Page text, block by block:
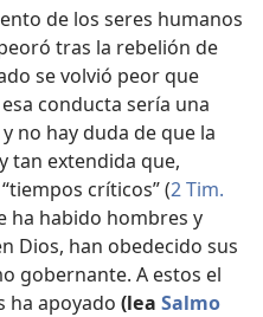
de los seres humanos
tras la rebelión de
se volvió peor que
conducta sería una
no hay duda de que la
tan extendida que,
críticos” (2 Tim.
ha habido hombres y
Dios, han obedecido sus
gobernante. A estos el
ha apoyado (lea Salmo